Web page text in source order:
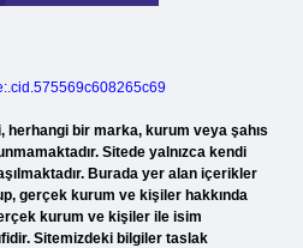
herhangi bir marka, kurum veya şahıs
Sitede yalnızca kendi
Burada yer alan içerikler
gerçek kurum ve kişiler hakkında
kurum ve kişiler ile isim
Sitemizdeki bilgiler taslak